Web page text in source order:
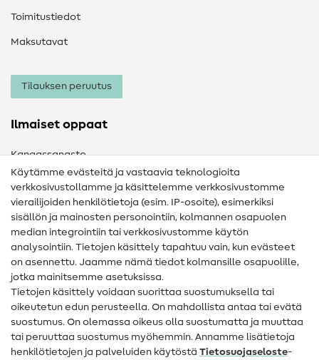
Toimitustiedot
Maksutavat
Tilauksen peruutus
Ilmaiset oppaat
Kangassanasto
Ompelusanasto
Ompeluohjeet
Apua ja yhteystiedot
Yhteystiedot
Tietoa omistajanvaihdoksesta
Peruutusoikeus
Käytämme evästeitä ja vastaavia teknologioita
verkkosivustollamme ja käsittelemme verkkosivustomme
vierailijoiden henkilötietoja (esim. IP-osoite), esimerkiksi
sisällön ja mainosten personointiin, kolmannen osapuolen
median integrointiin tai verkkosivustomme käytön
analysointiin. Tietojen käsittely tapahtuu vain, kun evästeet
on asennettu. Jaamme nämä tiedot kolmansille osapuolille,
jotka mainitsemme asetuksissa.
Tietojen käsittely voidaan suorittaa suostumuksella tai
oikeutetun edun perusteella. On mahdollista antaa tai evätä
suostumus. On olemassa oikeus olla suostumatta ja muuttaa
tai peruuttaa suostumus myöhemmin. Annamme lisätietoja
henkilötietojen ja palveluiden käytöstä Tietosuojaseloste-